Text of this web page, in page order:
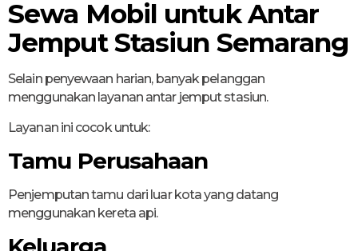
Sewa Mobil untuk Antar
Jemput Stasiun Semarang
Selain penyewaan harian, banyak pelanggan
menggunakan layanan antar jemput stasiun.
Layanan ini cocok untuk:
Tamu Perusahaan
Penjemputan tamu dari luar kota yang datang
menggunakan kereta api.